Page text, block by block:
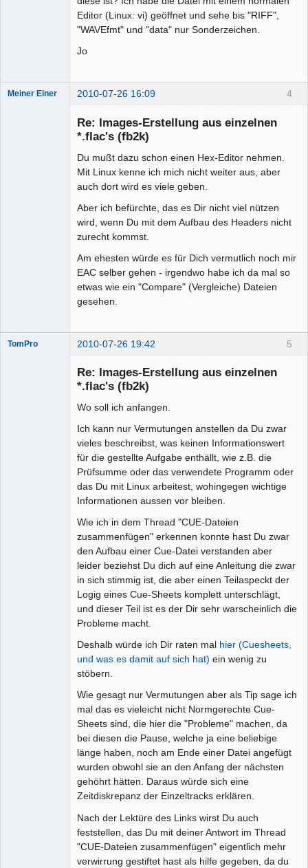
Editor (Linux: vi) geöffnet und sehe bis "RIFF",
"WAVEfmt" und "data" nur Sonderzeichen.
Jo
4
Meiner Einer 2010-07-26 16:09
Re: Images-Erstellung aus einzelnen
*.flac's (fb2k)
Du mußt dazu schon einen Hex-Editor nehmen.
Mit Linux kenne ich mich nicht weiter aus, aber
auch dort wird es viele geben.
Aber ich befürchte, das es Dir nicht viel nützen
wird, wenn Du mit dem Aufbau des Headers nicht
zurecht kommst.
Am ehesten würde es für Dich vermutlich noch mir
EAC selber gehen - irgendwo habe ich da mal so
etwas wie ein "Compare" (Vergleiche) Dateien
gesehen.
5
TomPro 2010-07-26 19:42
Re: Images-Erstellung aus einzelnen
*.flac's (fb2k)
Wo soll ich anfangen.
Ich kann nur Vermutungen anstellen da Du zwar
vieles beschreibst, was keinen Informationswert
für die gestellte Aufgabe enthällt, wie z.B. die
Prüfsumme oder das verwendete Programm oder
das Du mit Linux arbeitest, wohingegen wichtige
Informationen aussen vor bleiben.
Wie ich in dem Thread "CUE-Dateien
zusammenfügen" erkennen konnte hast Du zwar
den Aufbau einer Cue-Datei verstanden aber
leider beziehst Du dich auf eine Anleitung die zwar
in sich stimmig ist, die aber einen Teilaspeckt der
Logig eines Cue-Sheets komplett unterschlägt,
und dieser Teil ist es der Dir sehr warscheinlich die
Probleme macht.
Deshalb würde ich Dir raten mal hier (Cuesheets,
und was es damit auf sich hat) ein wenig zu
stöbern.
Wie gesagt nur Vermutungen aber als Tip sage ich
mal das es vieleicht nicht Normgerechte Cue-
Sheets sind, die hier die "Probleme" machen, da
bei diesen die Pause, welche ja eine beliebige
länge haben, noch am Ende einer Datei angefügt
wurden obwohl sie an den Anfang der nächsten
gehöhrt hätten. Daraus würde sich eine
Zeitdiskrepanz der Einzeltracks erklären.
Nach der Lektüre des Links wirst Du auch
feststellen, das Du mit deiner Antwort im Thread
"CUE-Dateien zusammenfügen" eigentlich mehr
verwirrung gestiftet hast als hilfe gegeben, da du